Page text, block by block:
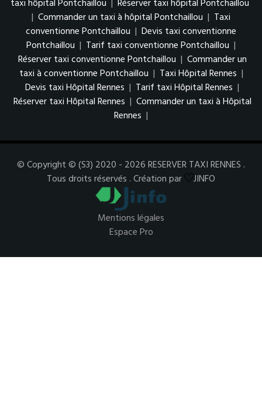
taxi hôpital Pontchaillou | Réserver taxi hôpital Pontchaillou
| Commander un taxi à hôpital Pontchaillou | Taxi
conventionne Pontchaillou | Devis taxi conventionne
Pontchaillou | Tarif taxi conventionne Pontchaillou |
Réserver taxi conventionne Pontchaillou | Commander un
taxi à conventionne Pontchaillou | Taxi Hôpital Rennes |
Devis taxi Hôpital Rennes | Tarif taxi Hôpital Rennes |
Réserver taxi Hôpital Rennes | Commander un taxi à Hôpital
Rennes |
© Copyright © (S3) 2020 - 2026 RESERVER TAXI RENNES .
Tous droits réservés . Création par
JINFO
Mentions légales
Espace Pro